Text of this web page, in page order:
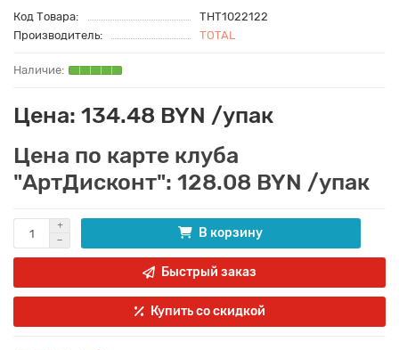
Код Товара:
THT1022122
Производитель:
TOTAL
Цена: 134.48 BYN /упак
Цена по карте клуба
"АртДисконт": 128.08 BYN /упак
В корзину
Быстрый заказ
Купить со скидкой